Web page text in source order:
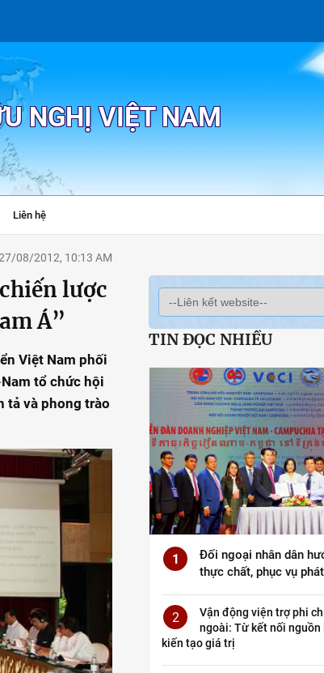
NGHỊ VIỆT NAM
Liên hệ
08/2012, 10:13 AM
lược
Á”
Việt Nam phối
tổ chức hội
tả và phong trào
TIN ĐỌC NHIỀU
1
Đối ngoại nhân dân
thực chất, phục vụ
2
Vận động viện trợ phi
ngoài: Từ kết nối
kiến tạo giá trị